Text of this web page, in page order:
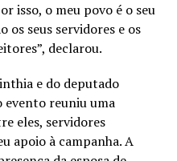
isso, o meu povo é o seu
os seus servidores e os
declarou.
e do deputado
evento reuniu uma
eles, servidores
apoio à campanha. A